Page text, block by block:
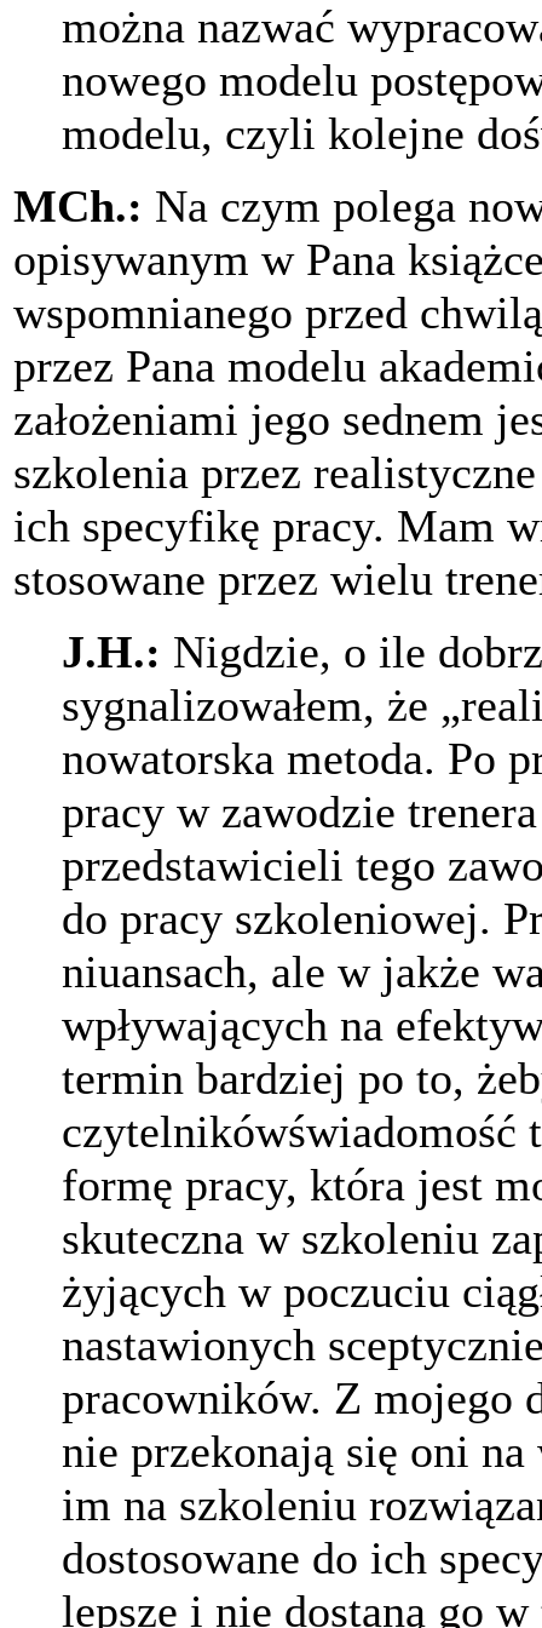
można nazwać
nowego modelu
modelu, czyli kolejne
MCh.: Na czym polega
opisywanym w Pana
wspomnianego przed
przez Pana modelu
założeniami jego sednem
szkolenia przez
ich specyfikę pracy. Mam
stosowane przez wielu
J.H.: Nigdzie, o ile
sygnalizowałem, że
nowatorska metoda. Po
pracy w zawodzie
przedstawicieli tego
do pracy szkoleniowej.
niuansach, ale w jakże
wpływających na
termin bardziej po to,
czytelnikówświadomość
formę pracy, która jest
skuteczna w szkoleniu
żyjących w poczuciu
nastawionych
pracowników. Z mojego
nie przekonają się oni na
im na szkoleniu
dostosowane do ich
lepsze i nie dostaną go